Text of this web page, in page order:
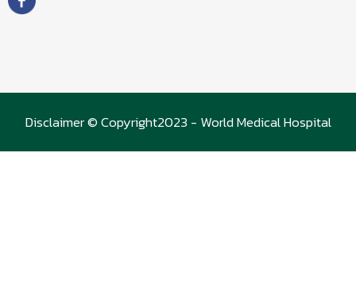
Disclaimer © Copyright2023 - World Medical Hospital